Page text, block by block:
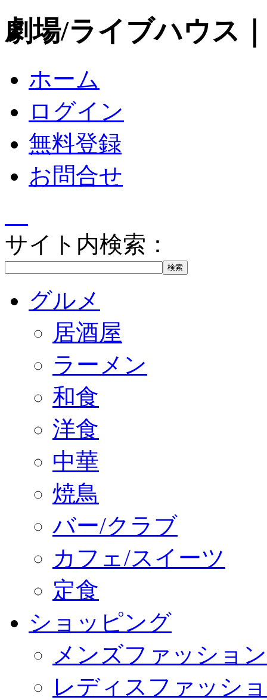
劇場/ライブハウス
ホーム
ログイン
無料登録
お問合せ
サイト内検索：
グルメ
居酒屋
ラーメン
和食
洋食
中華
焼鳥
バー/クラブ
カフェ/スイーツ
定食
ショッピング
メンズファッション
レディスファッシ